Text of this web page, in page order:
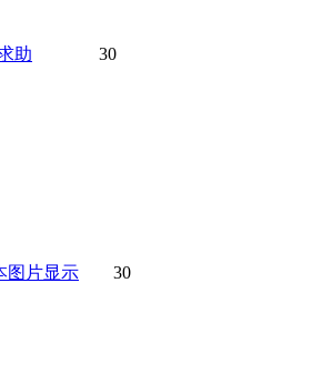
助
30
图片显示 30